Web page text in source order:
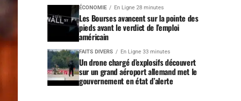
ÉCONOMIE En Ligne 28 minutes
Les Bourses avancent sur la pointe des
pieds avant le verdict de l’emploi
américain
FAITS DIVERS En Ligne 33 minutes
Un drone chargé d’explosifs découvert
sur un grand aéroport allemand met le
gouvernement en état d’alerte